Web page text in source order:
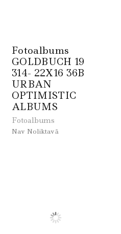
Fotoalbums
GOLDBUCH 19
314- 22X16 36B
URBAN
OPTIMISTIC
ALBUMS
Fotoalbums
Nav Noliktavā